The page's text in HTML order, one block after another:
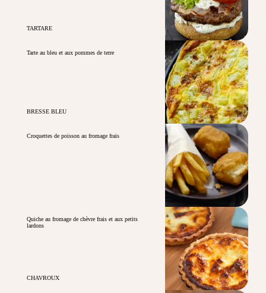
TARTARE
Tarte au bleu et aux pommes de terre
BRESSE BLEU
Croquettes de poisson au fromage frais
Quiche au fromage de chèvre frais et aux petits
lardons
CHAVROUX